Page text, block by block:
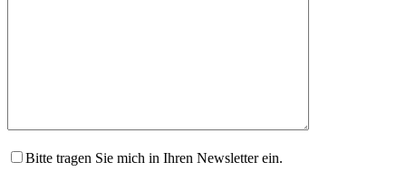
Bitte tragen Sie mich in Ihren Newsletter ein.